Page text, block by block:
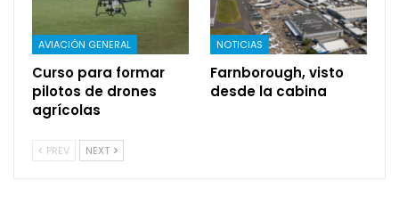
AVIACIÓN GENERAL
Curso para formar
pilotos de drones
agrícolas
NOTICIAS
Farnborough, visto
desde la cabina
PREV NEXT